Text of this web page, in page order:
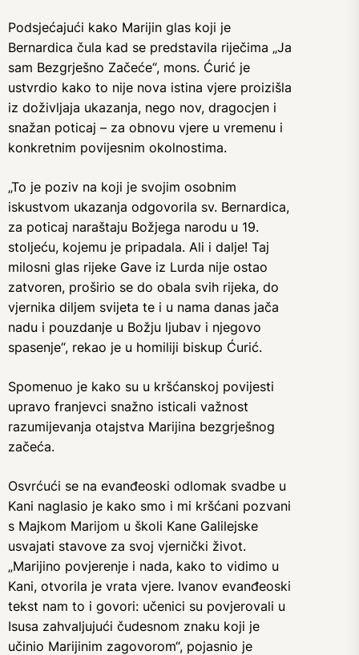
Podsjećajući kako Marijin glas koji je
Bernardica čula kad se predstavila riječima „Ja
sam Bezgrješno Začeće“, mons. Ćurić je
ustvrdio kako to nije nova istina vjere proizišla
iz doživljaja ukazanja, nego nov, dragocjen i
snažan poticaj – za obnovu vjere u vremenu i
konkretnim povijesnim okolnostima.
„To je poziv na koji je svojim osobnim
iskustvom ukazanja odgovorila sv. Bernardica,
za poticaj naraštaju Božjega narodu u 19.
stoljeću, kojemu je pripadala. Ali i dalje! Taj
milosni glas rijeke Gave iz Lurda nije ostao
zatvoren, proširio se do obala svih rijeka, do
vjernika diljem svijeta te i u nama danas jača
nadu i pouzdanje u Božju ljubav i njegovo
spasenje“, rekao je u homiliji biskup Ćurić.
Spomenuo je kako su u kršćanskoj povijesti
upravo franjevci snažno isticali važnost
razumijevanja otajstva Marijina bezgrješnog
začeća.
Osvrćući se na evanđeoski odlomak svadbe u
Kani naglasio je kako smo i mi kršćani pozvani
s Majkom Marijom u školi Kane Galilejske
usvajati stavove za svoj vjernički život.
„Marijino povjerenje i nada, kako to vidimo u
Kani, otvorila je vrata vjere. Ivanov evanđeoski
tekst nam to i govori: učenici su povjerovali u
Isusa zahvaljujući čudesnom znaku koji je
učinio Marijinim zagovorom“, pojasnio je